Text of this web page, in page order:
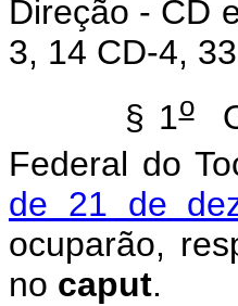
Direção - CD
3, 14 CD-4,
§ 1oO
Federal do
de 21 de
ocuparão,
no caput.